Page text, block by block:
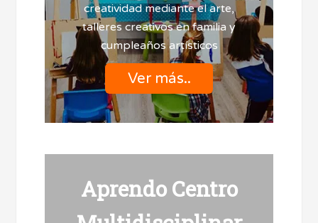
creatividad mediante el arte,
talleres creativos en familia y
cumpleaños artísticos
Ver más..
Aprendo Centro